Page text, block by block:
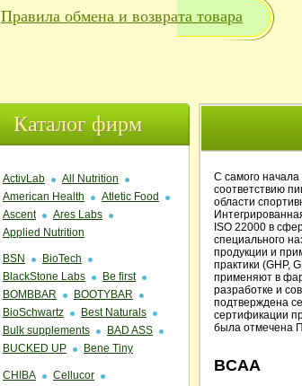
Правила обмена и возврата товара
Каталог фирм
ActivLab
All Nutrition
American Health
Atletic Food
Ascent
Ares Labs
Applied Nutrition
BSN
BioTech
BlackStone Labs
Be first
BOMBBAR
BOOTYBAR
BioSchwartz
Best Naturals
Bulk supplements
BAD ASS
BUCKED UP
Bene Tiny
CHIBA
Cellucor
С самого
соответствию
области
ISO 22000 в
специального
продукции и
практики (GHP,
применяют в
разработке и
подтверждена
сертификации
была отмечена
BCAA